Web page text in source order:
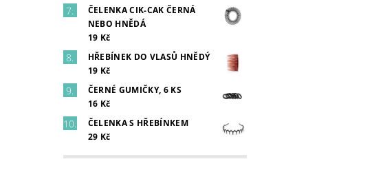
ČELENKA CIK-CAK ČERNÁ
NEBO HNĚDÁ
19 Kč
HŘEBÍNEK DO VLASŮ HNĚDÝ
19 Kč
ČERNÉ GUMIČKY, 6 KS
16 Kč
ČELENKA S HŘEBÍNKEM
29 Kč